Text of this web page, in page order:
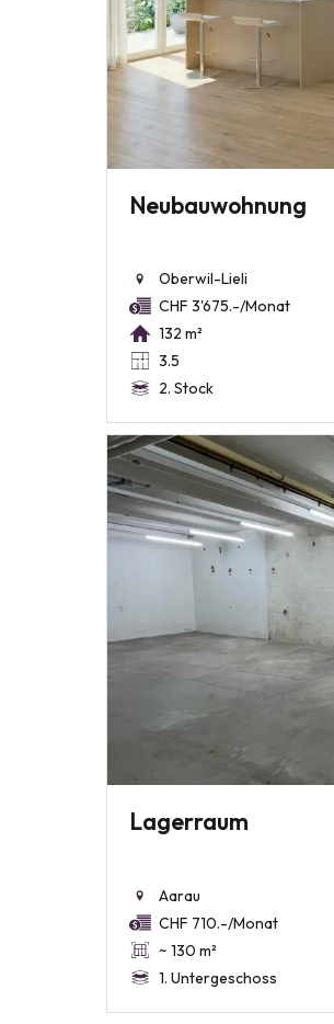
Neubauwohnung
Oberwil-Lieli
CHF 3'675.-/Monat
132 m²
3.5
2. Stock
Lagerraum
Aarau
CHF 710.-/Monat
~ 130 m²
1. Untergeschoss